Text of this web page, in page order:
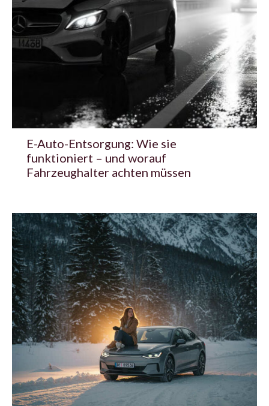
E-Auto-Entsorgung: Wie sie
funktioniert – und worauf
Fahrzeughalter achten müssen